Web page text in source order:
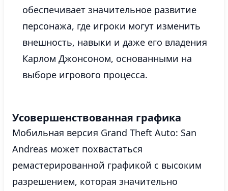
обеспечивает значительное развитие
персонажа, где игроки могут изменить
внешность, навыки и даже его владения
Карлом Джонсоном, основанными на
выборе игрового процесса.
Усовершенствованная графика
Мобильная версия Grand Theft Auto: San
Andreas может похвастаться
ремастерированной графикой с высоким
разрешением, которая значительно